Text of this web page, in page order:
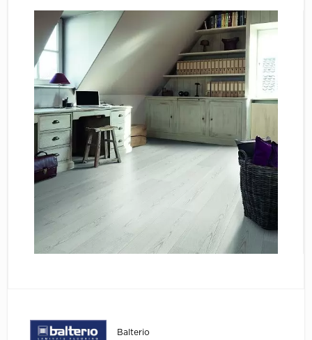
Bonkeel
Classen
CorkArt Vinyl
Damy Floor
Decoria
Dolce Flooring
ECO Parquet
Balterio